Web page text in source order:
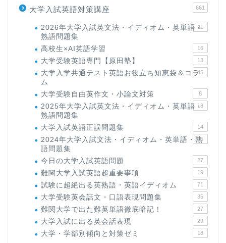
大学入試英語対策講座 661
2026年大学入試英文法・イディオム・英単語・
熟語問題集
11
高校生×AI英語学習 16
大学受験英語専門【原田塾】 13
大学入学共通テスト英語お役立ち知恵袋＆コラ
ム
45
大学受験自由英作文・小論文対策 8
2025年大学入試英文法・イディオム・英単語・
熟語問題集
18
大学入試英語正誤問題集 14
2024年大学入試文法・イディオム・英単語・熟
語問題集
15
今日の大学入試英語問題 27
難関大学入試英語超重要事項 19
試験に超絶出る英熟語・英語イディオム 71
大学受験英会話文・口語表現問題集 35
難関大学で出た難英単語徹底暗記！ 27
大学入試に出る英会話表現 29
大学・学部別傾向と対策ゼミ 18